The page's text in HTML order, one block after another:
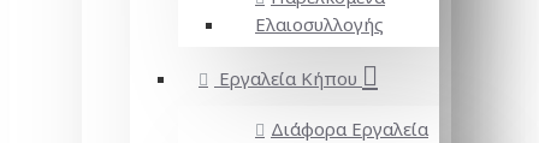
Ελαιοσυλλογής
Εργαλεία Κήπου
Διάφορα Εργαλεία